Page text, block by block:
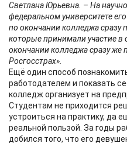
Светлана Юрьевна. – На
федеральном университете
по окончании колледжа сразу
которые принимали участие
окончании колледжа сразу же
Росгосстрах».
Ещё один способ
работодателем и показать
колледж организует на
Студентам не приходится
устроиться на практику, да
реальной пользой. За годы
добился того, что его